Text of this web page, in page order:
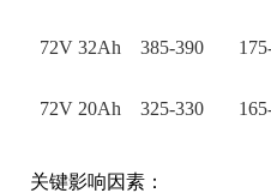
72V 32Ah 385-390
72V 20Ah 325-330
关键影响因素：